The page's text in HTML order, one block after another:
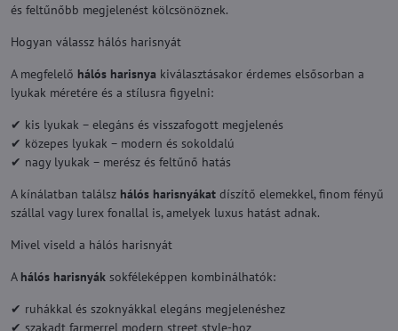
és feltűnőbb megjelenést kölcsönöznek.
Hogyan válassz hálós harisnyát
A megfelelő hálós harisnya kiválasztásakor érdemes elsősorban a
lyukak méretére és a stílusra figyelni:
✔ kis lyukak – elegáns és visszafogott megjelenés
✔ közepes lyukak – modern és sokoldalú
✔ nagy lyukak – merész és feltűnő hatás
A kínálatban találsz hálós harisnyákat díszítő elemekkel, finom fényű
szállal vagy lurex fonallal is, amelyek luxus hatást adnak.
Mivel viseld a hálós harisnyát
A hálós harisnyák sokféleképpen kombinálhatók:
✔ ruhákkal és szoknyákkal elegáns megjelenéshez
✔ szakadt farmerrel modern street style-hoz